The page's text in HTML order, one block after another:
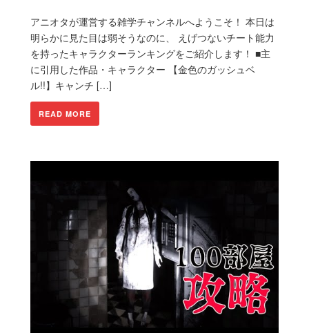
アニオタが運営する雑学チャンネルへようこそ！ 本日は
明らかに見た目は弱そうなのに、 えげつないチート能力
を持ったキャラクターランキングをご紹介します！ ■主
に引用した作品・キャラクター 【金色のガッシュベ
ル!!】キャンチ […]
READ MORE